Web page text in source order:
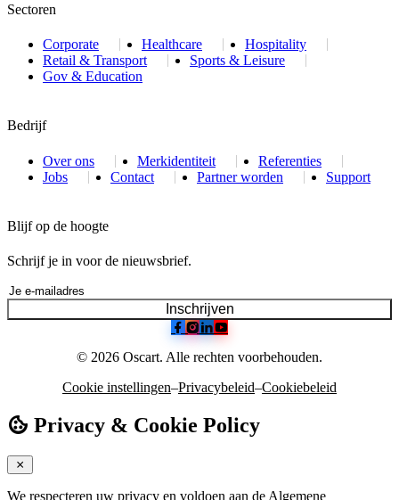
Sectoren
Corporate Healthcare
Hospitality
Retail & Transport
Sports & Leisure
Gov & Education
Bedrijf
Over ons Merkidentiteit
Referenties
Jobs
Contact Partner worden Support
Blijf op de hoogte
Schrijf je in voor de nieuwsbrief.
Inschrijven
© 2026 Oscart. Alle rechten voorbehouden.
Cookie instellingen–Privacybeleid–Cookiebeleid
Privacy & Cookie Policy
We respecteren uw privacy en voldoen aan de Algemene